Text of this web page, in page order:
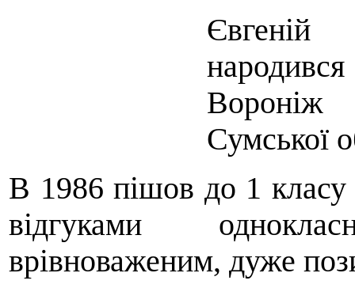
Сумської
В 1986 пішов до 1
відгуками
врівноваженим, дуже